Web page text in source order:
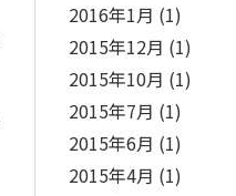
2016年1月 (1)
2015年12月 (1)
2015年10月 (1)
2015年7月 (1)
2015年6月 (1)
2015年4月 (1)